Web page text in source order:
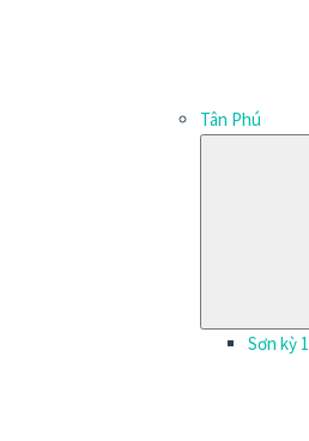
Tân Phú
Sơn kỳ 1